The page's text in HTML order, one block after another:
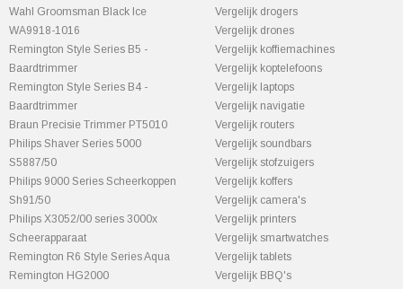
Wahl Groomsman Black Ice
WA9918-1016
Remington Style Series B5 -
Baardtrimmer
Remington Style Series B4 -
Baardtrimmer
Braun Precisie Trimmer PT5010
Philips Shaver Series 5000
S5887/50
Philips 9000 Series Scheerkoppen
Sh91/50
Philips X3052/00 series 3000x
Scheerapparaat
Remington R6 Style Series Aqua
Remington HG2000
Vergelijk drogers
Vergelijk drones
Vergelijk koffiemachines
Vergelijk koptelefoons
Vergelijk laptops
Vergelijk navigatie
Vergelijk routers
Vergelijk soundbars
Vergelijk stofzuigers
Vergelijk koffers
Vergelijk camera's
Vergelijk printers
Vergelijk smartwatches
Vergelijk tablets
Vergelijk BBQ's